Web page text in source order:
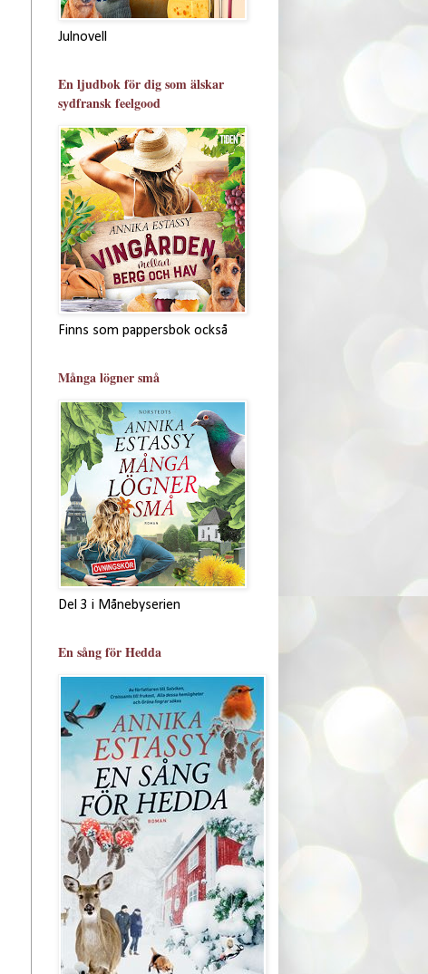
Julnovell
En ljudbok för dig som älskar
sydfransk feelgood
Finns som pappersbok också
Många lögner små
Del 3 i Månebyserien
En sång för Hedda